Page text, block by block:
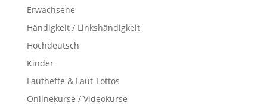
Erwachsene
Händigkeit / Linkshändigkeit
Hochdeutsch
Kinder
Lauthefte & Laut-Lottos
Onlinekurse / Videokurse